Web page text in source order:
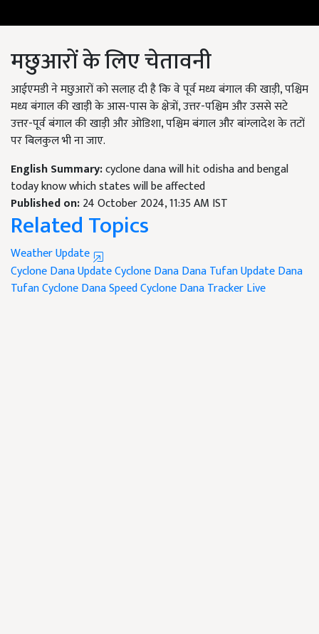
मछुआरों के लिए चेतावनी
आईएमडी ने मछुआरों को सलाह दी है कि वे पूर्व मध्य बंगाल की खाड़ी, पश्चिम
मध्य बंगाल की खाड़ी के आस-पास के क्षेत्रों, उत्तर-पश्चिम और उससे सटे
उत्तर-पूर्व बंगाल की खाड़ी और ओडिशा, पश्चिम बंगाल और बांग्लादेश के तटों
पर बिलकुल भी ना जाए.
English Summary:cyclone dana will hit odisha and bengal
today know which states will be affected
Published on:24 October 2024, 11:35 AM IST
Related Topics
Weather Update
Cyclone Dana UpdateCyclone DanaDana TufanUpdate Dana
TufanCyclone Dana SpeedCyclone Dana Tracker Live